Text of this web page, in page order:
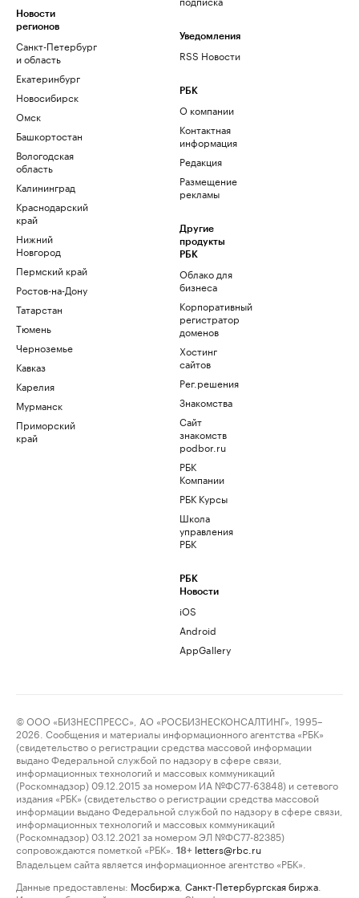
Новости
регионов
Санкт-Петербург
и область
Екатеринбург
Новосибирск
Омск
Башкортостан
Вологодская
область
Калининград
Краснодарский
край
Нижний
Новгород
Пермский край
Ростов-на-Дону
Татарстан
Тюмень
Черноземье
Кавказ
Карелия
Мурманск
Приморский
край
Уведомления
RSS Новости
РБК
О компании
Контактная
информация
Редакция
Размещение
рекламы
Другие
продукты
РБК
Облако для
бизнеса
Корпоративный
регистратор
доменов
Хостинг
сайтов
Рег.решения
Знакомства
Сайт
знакомств
podbor.ru
РБК
Компании
РБК Курсы
Школа
управления
РБК
РБК
Новости
iOS
Android
AppGallery
© ООО «БИЗНЕСПРЕСС», АО «РОСБИЗНЕСКОНСАЛТИНГ», 1995–
2026. Сообщения и материалы информационного агентства «РБК»
(свидетельство о регистрации средства массовой информации
выдано Федеральной службой по надзору в сфере связи,
информационных технологий и массовых коммуникаций
(Роскомнадзор) 09.12.2015 за номером ИА №ФС77-63848) и сетевого
издания «РБК» (свидетельство о регистрации средства массовой
информации выдано Федеральной службой по надзору в сфере связи,
информационных технологий и массовых коммуникаций
(Роскомнадзор) 03.12.2021 за номером ЭЛ №ФС77-82385)
сопровождаются пометкой «РБК».
18+ letters@rbc.ru
Владельцем сайта является информационное агентство «РБК».
Данные предоставлены: Мосбиржа Санкт-Петербургская биржа